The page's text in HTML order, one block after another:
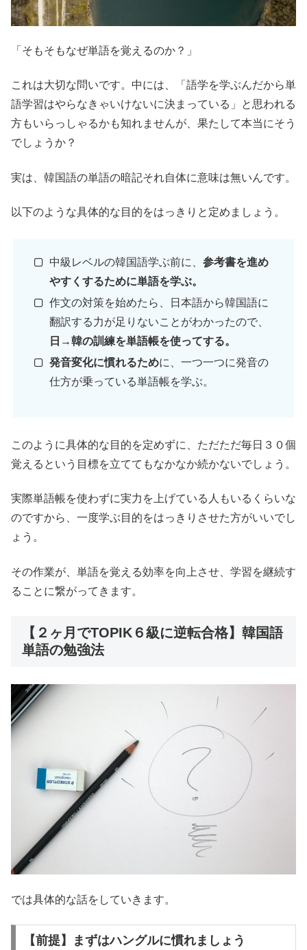
「そもそもなぜ単語を覚えるのか？」
これは大切な問いです。中には、「語学を学ぶんだから単
語学習はやらなきゃいけないに決まっている」と思われる
方もいらっしゃるかも知れませんが、果たして本当にそう
でしょうか？
実は、韓国語の単語の暗記それ自体に意味は無いんです。
以下のような具体的な目的をはっきりと定めましょう。
中級レベルの韓国語学ぶ前に、参考書を進め
やすくするために単語を学ぶ。
作文の対策を始めたら、日本語から韓国語に
翻訳する力が足りないことがわかったので、
日→韓の訓練を単語帳を使ってする。
発音変化に慣れるために、一つ一つに発音の
仕方が乗っている単語帳を学ぶ。
このように具体的な目的を定めずに、ただただ毎日３０個
覚えるという目標を立ててもなかなか続かないでしょう。
実際単語帳を使わずに実力を上げている人もいるくらいな
のですから、一度学ぶ目的をはっきりさせた方がいいでし
ょう。
その作業が、単語を覚える効率を向上させ、学習を継続す
ることに繋がってきます。
【２ヶ月でTOPIK６級に逆転合格】韓国語
単語の勉強法
では具体的な話をしていきます。
【前提】まずはハングルに慣れましょう